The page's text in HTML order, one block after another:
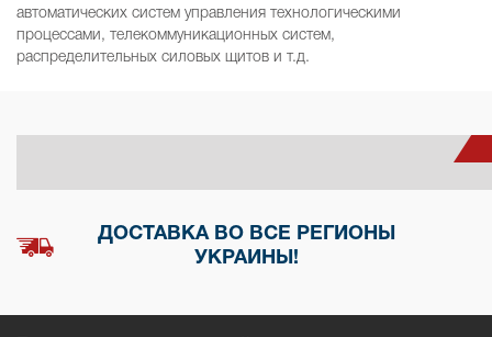
автоматических систем управления технологическими
процессами, телекоммуникационных систем,
распределительных силовых щитов и т.д.
ДОСТАВКА ВО ВСЕ РЕГИОНЫ
УКРАИНЫ!